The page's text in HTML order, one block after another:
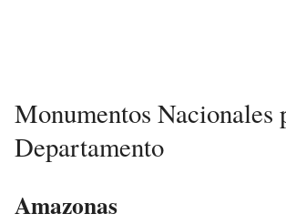
Monumentos Nacionales
Departamento
Amazonas